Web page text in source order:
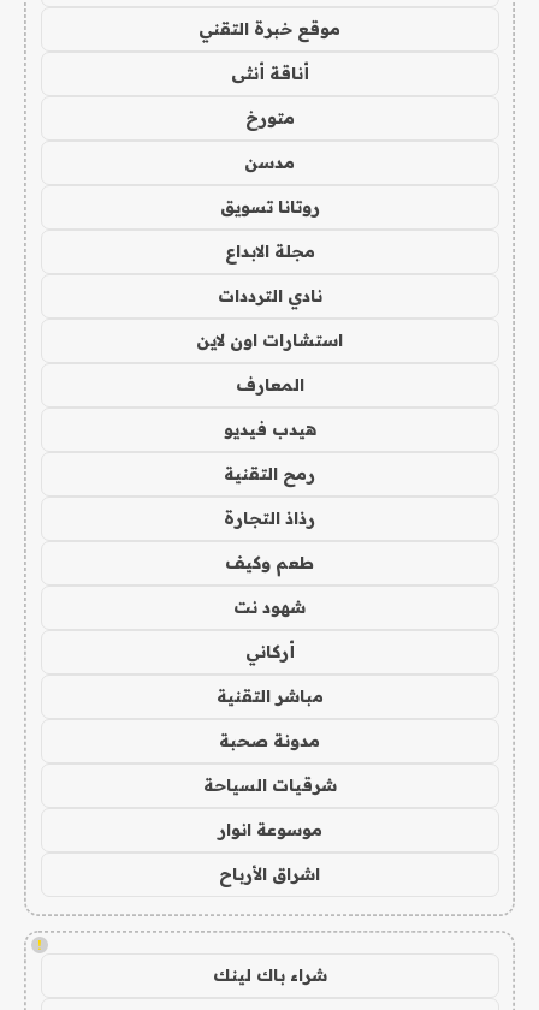
موقع خبرة التقني
أناقة أنثى
متورخ
مدسن
روتانا تسويق
مجلة الابداع
نادي الترددات
استشارات اون لاين
المعارف
هيدب فيديو
رمح التقنية
رذاذ التجارة
طعم وكيف
شهود نت
أركاني
مباشر التقنية
مدونة صحبة
شرقيات السياحة
موسوعة انوار
اشراق الأرباح
!
شراء باك لينك